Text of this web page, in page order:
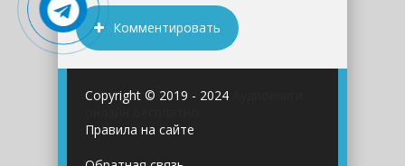
Комментировать
Copyright © 2019 - 2024
Правила на сайте